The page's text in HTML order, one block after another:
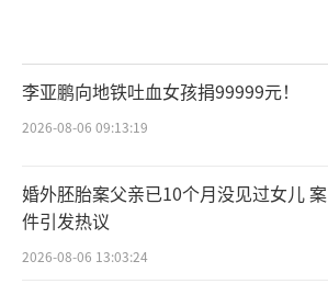
李亚鹏向地铁吐血女孩捐99999元！
2026-08-06 09:13:19
婚外胚胎案父亲已10个月没见过女儿 案
件引发热议
2026-08-06 13:03:24